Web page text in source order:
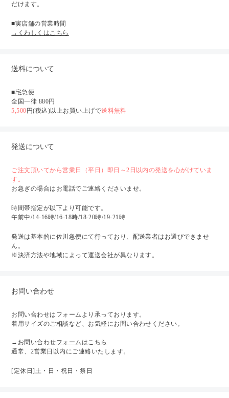
だけます。
■実店舗の営業時間
→くわしくはこちら
送料について
■宅急便
全国一律 880円
5,500 円(税込)以上お買い上げで送料無料
発送について
ご注文頂いてから営業日（平日）即日～2日以内の発送を心がけていま
す。
お急ぎの場合はお電話でご連絡くださいませ。
時間帯指定が以下より可能です。
午前中/14-16時/16-18時/18-20時/19-21時
発送は基本的に佐川急便にて行っており、配送業者はお選びできませ
ん。
※決済方法や地域によって運送会社が異なります。
お問い合わせ
お問い合わせはフォームより承っております。
着用サイズのご相談など、お気軽にお問い合わせください。
→ お問い合わせフォームはこちら
通常、2営業日以内にご連絡いたします。
[定休日]土・日・祝日・祭日